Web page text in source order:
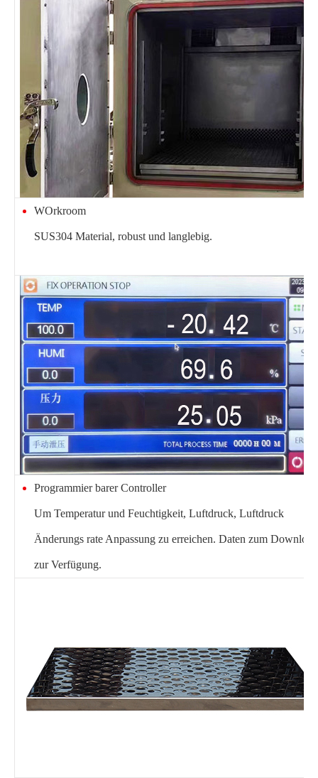
WOrkroom
SUS304 Material, robust und langlebig.
Programmier barer Controller
Um Temperatur und Feuchtigkeit, Luftdruck, Luftdruck
Änderungs rate Anpassung zu erreichen. Daten zum Download
zur Verfügung.